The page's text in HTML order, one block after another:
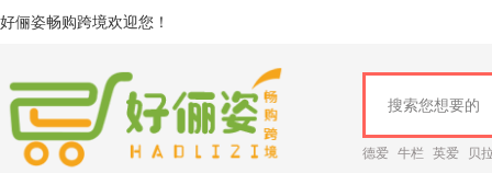
好俪姿畅购跨境欢迎您！
德爱 牛栏 英爱 贝